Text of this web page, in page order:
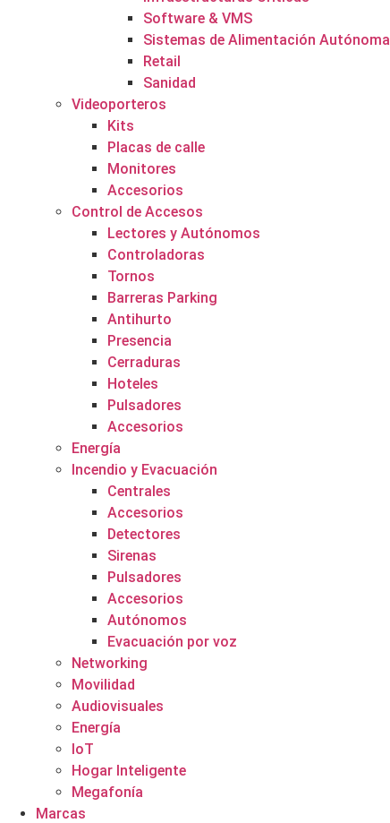
Software & VMS
Sistemas de Alimentación Autónoma
Retail
Sanidad
Videoporteros
Kits
Placas de calle
Monitores
Accesorios
Control de Accesos
Lectores y Autónomos
Controladoras
Tornos
Barreras Parking
Antihurto
Presencia
Cerraduras
Hoteles
Pulsadores
Accesorios
Energía
Incendio y Evacuación
Centrales
Accesorios
Detectores
Sirenas
Pulsadores
Accesorios
Autónomos
Evacuación por voz
Networking
Movilidad
Audiovisuales
Energía
IoT
Hogar Inteligente
Megafonía
Marcas